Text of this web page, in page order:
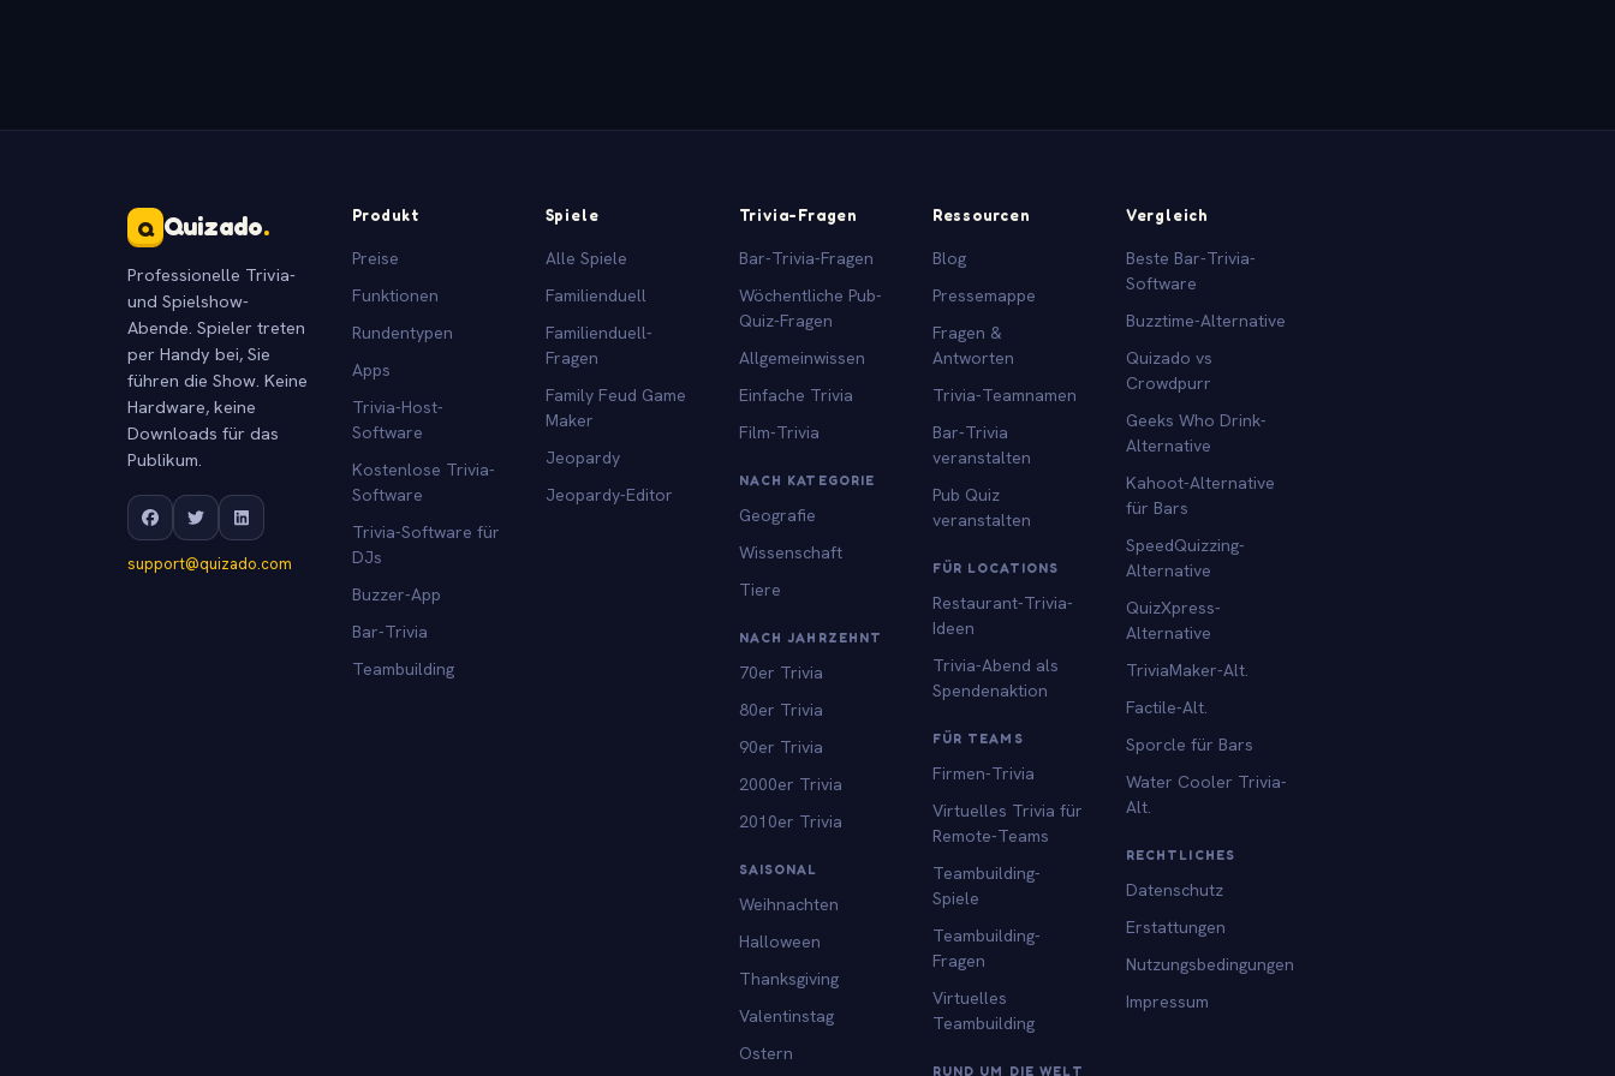
Q Quizado.
Professionelle Trivia-
und Spielshow-
Abende. Spieler treten
per Handy bei, Sie
führen die Show. Keine
Hardware, keine
Downloads für das
Publikum.
support@quizado.com
Produkt
Preise
Funktionen
Rundentypen
Apps
Trivia-Host-
Software
Kostenlose Trivia-
Software
Trivia-Software für
DJs
Buzzer-App
Bar-Trivia
Teambuilding
Spiele
Alle Spiele
Familienduell
Familienduell-
Fragen
Family Feud Game
Maker
Jeopardy
Jeopardy-Editor
Trivia-Fragen
Bar-Trivia-Fragen
Wöchentliche Pub-
Quiz-Fragen
Allgemeinwissen
Einfache Trivia
Film-Trivia
NACH KATEGORIE
Geografie
Wissenschaft
Tiere
NACH JAHRZEHNT
70er Trivia
80er Trivia
90er Trivia
2000er Trivia
2010er Trivia
SAISONAL
Weihnachten
Halloween
Thanksgiving
Valentinstag
Ostern
Ressourcen
Blog
Pressemappe
Fragen &
Antworten
Trivia-Teamnamen
Bar-Trivia
veranstalten
Pub Quiz
veranstalten
FÜR LOCATIONS
Restaurant-Trivia-
Ideen
Trivia-Abend als
Spendenaktion
FÜR TEAMS
Firmen-Trivia
Virtuelles Trivia für
Remote-Teams
Teambuilding-
Spiele
Teambuilding-
Fragen
Virtuelles
Teambuilding
RUND UM DIE WELT
Vergleich
Beste Bar-Trivia-
Software
Buzztime-Alternative
Quizado vs
Crowdpurr
Geeks Who Drink-
Alternative
Kahoot-Alternative
für Bars
SpeedQuizzing-
Alternative
QuizXpress-
Alternative
TriviaMaker-Alt.
Factile-Alt.
Sporcle für Bars
Water Cooler Trivia-
Alt.
RECHTLICHES
Datenschutz
Erstattungen
Nutzungsbedingungen
Impressum